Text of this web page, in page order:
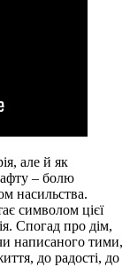
але й як
– болю
насильства.
символом цієї
Спогад про дім,
написаного тими,
до радості, до